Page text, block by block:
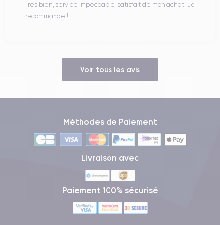
Très bien, service impeccable, satisfait de mon achat. Je
recommande !
Voir tous les avis
Méthodes de Paiement
Livraison avec
Paiement 100% sécurisé